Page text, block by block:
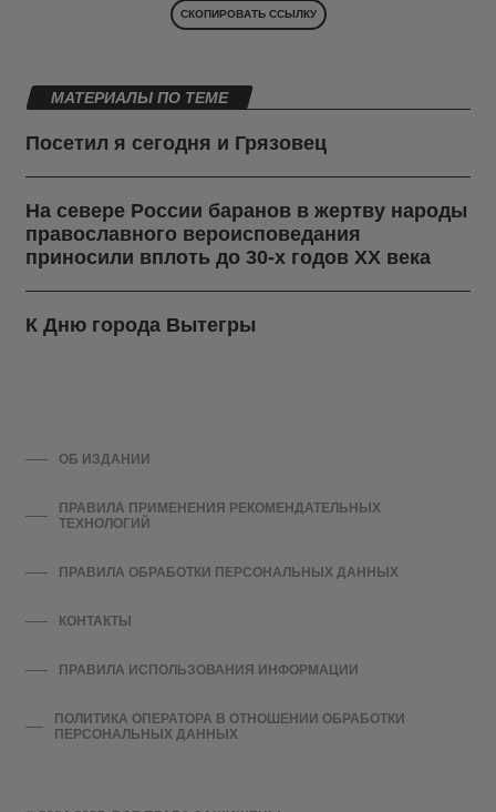
СКОПИРОВАТЬ ССЫЛКУ
МАТЕРИАЛЫ ПО ТЕМЕ
Посетил я сегодня и Грязовец
На севере России баранов в жертву народы
православного вероисповедания
приносили вплоть до 30-х годов ХХ века
К Дню города Вытегры
ОБ ИЗДАНИИ
ПРАВИЛА ПРИМЕНЕНИЯ РЕКОМЕНДАТЕЛЬНЫХ
ТЕХНОЛОГИЙ
ПРАВИЛА ОБРАБОТКИ ПЕРСОНАЛЬНЫХ ДАННЫХ
КОНТАКТЫ
ПРАВИЛА ИСПОЛЬЗОВАНИЯ ИНФОРМАЦИИ
ПОЛИТИКА ОПЕРАТОРА В ОТНОШЕНИИ ОБРАБОТКИ
ПЕРСОНАЛЬНЫХ ДАННЫХ